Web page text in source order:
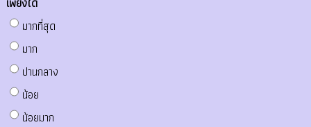
มากที่สุด
มาก
ปานกลาง
น้อย
น้อยมาก